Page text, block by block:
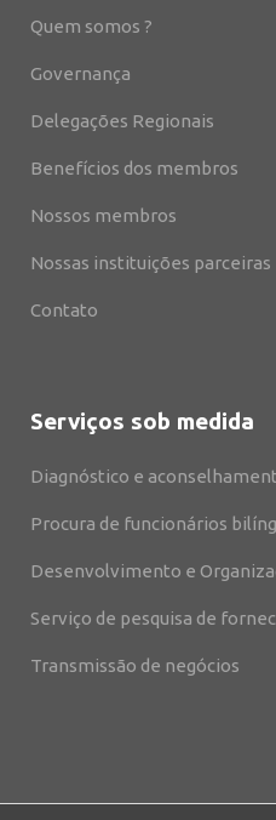
Quem somos ?
Governança
Delegações Regionais
Benefícios dos membros
Nossos membros
Nossas instituições parceiras
Contato
Serviços sob medida
Diagnóstico e
Procura de funcionários
Desenvolvimento e
Serviço de pesquisa de
Transmissão de negócios